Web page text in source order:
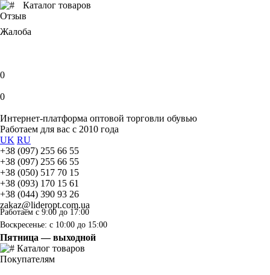
Каталог товаров
Отзыв
Жалоба
0
0
Интернет-платформа оптовой торговли обувью
Работаем для вас с 2010 года
UK RU
+38 (097) 255 66 55
+38 (097) 255 66 55
+38 (050) 517 70 15
+38 (093) 170 15 61
+38 (044) 390 93 26
zakaz@lideropt.com.ua
Работаем с 9:00 до 17:00
Воскресенье: с 10:00 до 15:00
Пятница — выходной
Каталог товаров
Покупателям